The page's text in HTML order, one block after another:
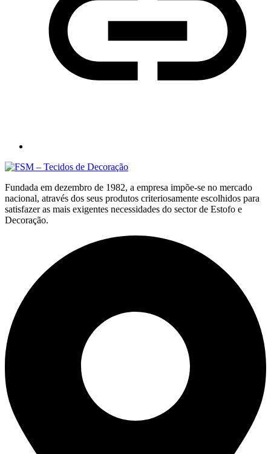
Fundada em dezembro de 1982, a empresa impõe-se no mercado
nacional, através dos seus produtos criteriosamente escolhidos para
satisfazer as mais exigentes necessidades do sector de Estofo e
Decoração.